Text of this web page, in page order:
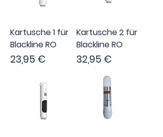
Kartusche 1 für
Blackline RO
Preis
23,95 €
Kartusche 2 für
Blackline RO
Preis
32,95 €